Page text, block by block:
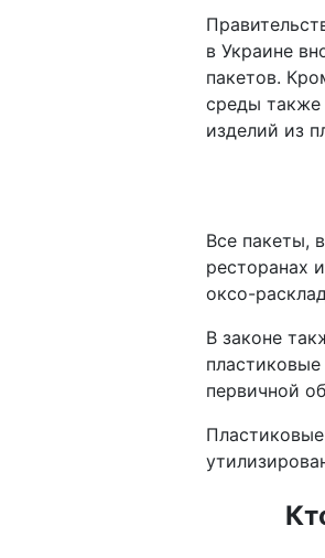
в Украине
пакетов.
среды также
изделий из
Все пакеты,
ресторанах
оксо-
В законе
первичной